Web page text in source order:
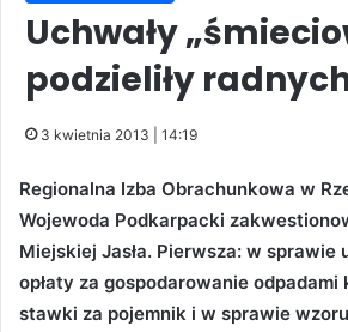
Uchwały
podzieliły
3 kwietnia 2013 | 14:19
Regionalna Izba Obrachunkowa w
Wojewoda Podkarpacki
Miejskiej Jasła. Pierwsza: w sprawie
opłaty za gospodarowanie odpadami
stawki za pojemnik i w sprawie